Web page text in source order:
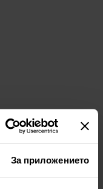
За приложението